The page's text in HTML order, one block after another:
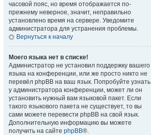
часовой пояс, но время отображается по-
прежнему неверное, значит, неправильно
установлено время на сервере. Уведомите
администратора для устранения проблемы.
Вернуться к началу
Моего языка нет в списке!
Администратор не установил поддержку вашего
языка на конференции, или же просто никто не
перевёл phpBB на ваш язык. Попробуйте узнать
у администратора конференции, может ли он
установить нужный вам языковой пакет. Если
такого языкового пакета не существует, то вы
сами можете перевести phpBB на свой язык.
Дополнительную информацию вы можете
получить на сайте phpBB®.